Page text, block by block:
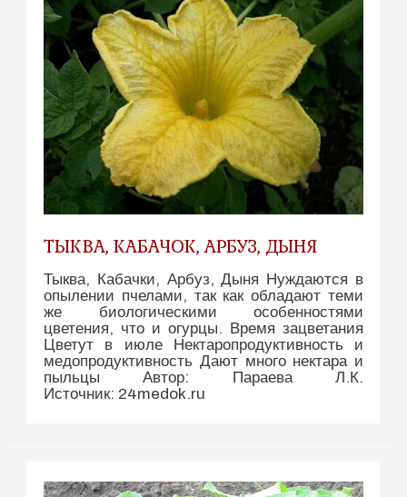
ТЫКВА, КАБАЧОК, АРБУЗ, ДЫНЯ
Тыква, Кабачки, Арбуз, Дыня Нуждаются в
опылении пчелами, так как обладают теми
же биологическими особенностями
цветения, что и огурцы. Время зацветания
Цветут в июле Нектаропродуктивность и
медопродуктивность Дают много нектара и
пыльцы Автор: Параева Л.К.
Источник: 24medok.ru